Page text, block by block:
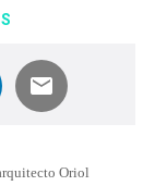
Oriol